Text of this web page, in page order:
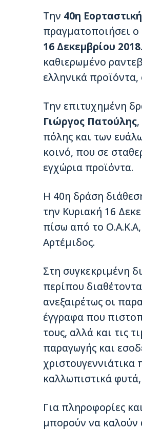
Την 40η
πραγματοποιήσει ο
16 Δεκεμβρίου 2018
καθιερωμένο
ελληνικά προϊόντα,
Την επιτυχημένη
Γιώργος Πατούλης
πόλης και των
κοινό, που σε
εγχώρια προϊόντα.
Η 40η δράση
την Κυριακή 16
πίσω από το
Αρτέμιδος.
Στη συγκεκριμένη
περίπου
ανεξαιρέτως οι
έγγραφα που
τους, αλλά και τις
παραγωγής και
καλλωπιστικά
Για πληροφορίες
μπορούν να καλούν